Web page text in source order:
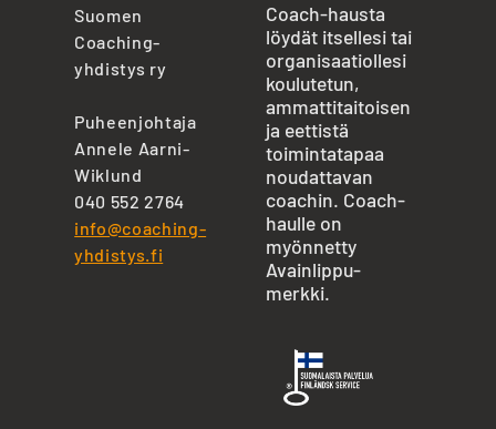
Suomen
Coaching-
yhdistys ry
Puheenjohtaja
Annele Aarni-
Wiklund
040 552 2764
info@coaching-
yhdistys.fi
Coach-hausta
löydät itsellesi tai
organisaatiollesi
koulutetun,
ammattitaitoisen
ja eettistä
toimintatapaa
noudattavan
coachin. Coach-
haulle on
myönnetty
Avainlippu-
merkki.